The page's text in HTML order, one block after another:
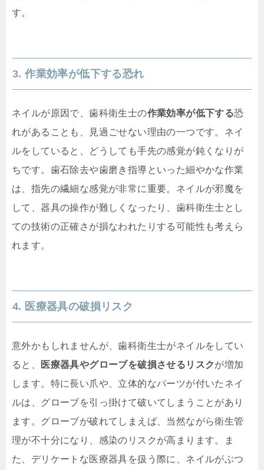
す。
3. 作業効率が低下する恐れ
ネイルが原因で、歯科衛生士の作業効率が低下する恐
れがあることも、見過ごせない理由の一つです。ネイ
ルをしていると、どうしても手先の感覚が鈍くなりが
ちです。歯石除去や歯磨き指導といった細やかな作業
は、指先の繊細な感覚が非常に重要。ネイルが邪魔を
して、器具の操作が難しくなったり、歯科衛生士とし
ての技術の正確さが損なわれたりする可能性も考えら
れます。
4. 医療器具の破損リスク
意外かもしれませんが、歯科衛生士がネイルをしてい
ると、
医療器具やグローブを破損させるリスクが増加
します。特に長い爪や、立体的なパーツが付いたネイ
ルは、グローブを引っ掛けて破いてしまうことがあり
ます。グローブが破れてしまえば、当然ながら衛生管
理が不十分になり、感染のリスクが高まります。ま
た、デリケートな医療器具を扱う際に、ネイルがぶつ